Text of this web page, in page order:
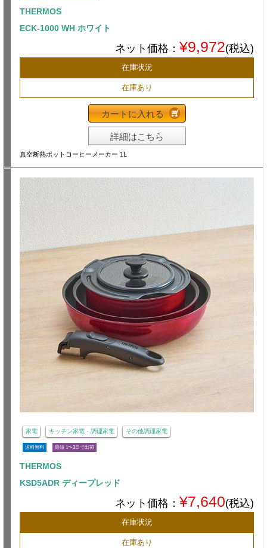
THERMOS
ECK-1000 WH ホワイト
ネット価格： ¥9,972(税込)
在庫状況
在庫あり
カートに入れる
詳細はこちら
真空断熱ポットコーヒーメーカー 1L
家電 キッチン家電・調理家電 その他調理家電
送料無料 最短 1〜3日で出荷
THERMOS
KSD5ADR ディープレッド
ネット価格： ¥7,640(税込)
在庫状況
在庫あり